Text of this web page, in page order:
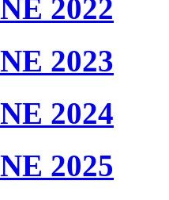
2022
2023
2024
2025